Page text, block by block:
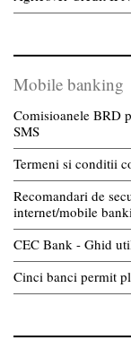
Mobile banking
Comisioanele BRD
SMS
Termeni si conditii
Recomandari de
internet/mobile
CEC Bank - Ghid
Cinci banci permit